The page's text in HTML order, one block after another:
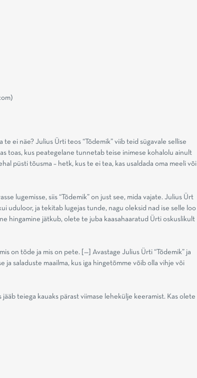
ei näe? Julius Ürti teos “Tõdemik” viib teid sügavale sellise
toas, kus peategelane tunnetab teise inimese kohalolu ainult
püsti tõusma – hetk, kus te ei tea, kas usaldada oma meeli või
lugemisse, siis “Tõdemik” on just see, mida vajate. Julius Ürt
uduloor, ja tekitab lugejas tunde, nagu oleksid nad ise selle loo
hingamine jätkub, olete te juba kaasahaaratud Ürti oskuslikult
on tõde ja mis on pete. [—] Avastage Julius Ürti “Tõdemik” ja
ja saladuste maailma, kus iga hingetõmme võib olla vihje või
teiega kauaks pärast viimase lehekülje keeramist. Kas olete